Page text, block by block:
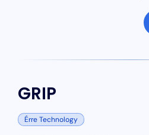
GRIP
Érre Technology